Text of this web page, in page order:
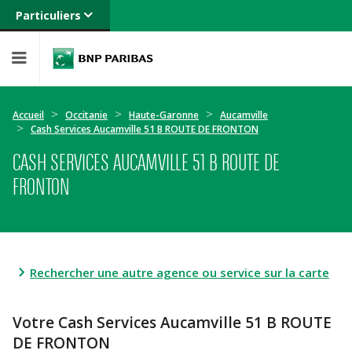
Particuliers
Banque privée
Entreprises
Accueil Occitanie Haute-Garonne
Aucamville
Cash Services Aucamville 51 B ROUTE DE FRONTON
CASH SERVICES AUCAMVILLE 51 B ROUTE DE
FRONTON
Rechercher une autre agence ou service sur la carte
Votre Cash Services Aucamville 51 B ROUTE
DE FRONTON